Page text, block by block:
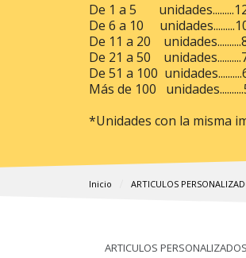
De 1 a 5
De 6 a 10
De 11 a 20
De 21 a 50
De 51 a 100
Más de 100
*Unidades con la misma
Inicio ARTICULOS
ARTICULOS PERSONALIZADOS